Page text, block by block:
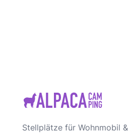
Stellplätze für Wohnmobil